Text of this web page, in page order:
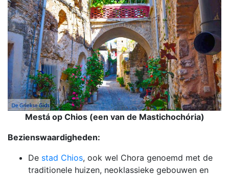
Mestá op Chios (een van de Mastichochória)
Bezienswaardigheden:
De stad Chios, ook wel Chora genoemd met de
traditionele huizen, neoklassieke gebouwen en